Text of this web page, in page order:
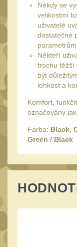
Monokuláry 5
Kolimátory53
Zvětšovací
LPVO
Na
Velký oční
Na dlouhé
vzdálenosti 13
vzdálenost16
Príslušenstvo
Někdy se
velikostmi
uživatelé
dostatečné
parametrům.
Někteří
trochu těžší
být
lehkost a
Komfort,
označovány
Farba: Black,
Green / Black